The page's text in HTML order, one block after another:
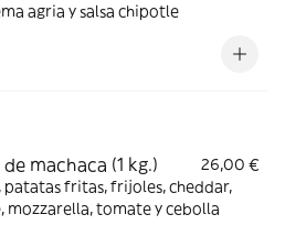
agria y salsa chipotle
machaca (1 kg.)
26,00 €
patatas fritas, frijoles, cheddar,
mozzarella, tomate y cebolla